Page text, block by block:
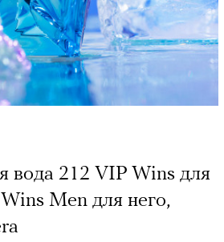
212 VIP Wins для
Men для него,